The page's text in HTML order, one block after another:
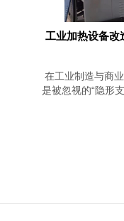
在工业制造与商
是被忽视的“隐形